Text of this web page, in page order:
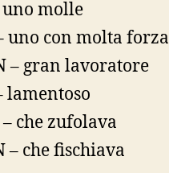
uno molle
uno con molta forza
– gran lavoratore
lamentoso
– che zufolava
– che fischiava